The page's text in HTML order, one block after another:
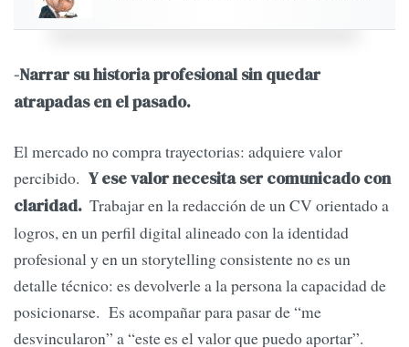
-Narrar su historia profesional sin quedar
atrapadas en el pasado.
El mercado no compra trayectorias: adquiere valor
percibido. Y ese valor necesita ser comunicado con
claridad. Trabajar en la redacción de un CV orientado a
logros, en un perfil digital alineado con la identidad
profesional y en un storytelling consistente no es un
detalle técnico: es devolverle a la persona la capacidad de
posicionarse. Es acompañar para pasar de “me
desvincularon” a “este es el valor que puedo aportar”.